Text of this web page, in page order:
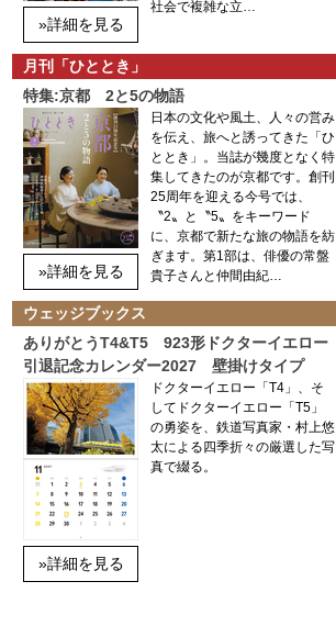
»詳細を見る
社会で複雑な立…
月刊「ひととき」
特集:京都 2と5の物語
»詳細を見る
日本の文化や風土、人々の営み
を伝え、旅へと誘ってきた「ひ
ととき」。当誌が幾度となく特
集してきたのが京都です。創刊
25周年を迎える今号では、
〝2〟と〝5〟をキーワード
に、京都で新たな旅の物語を紡
ぎます。第1部は、俳優の常盤
貴子さんと仲間由紀…
ウェッジブックス
ありがとうT4&T5 923形ドクターイエロー
引退記念カレンダー2027 壁掛けタイプ
»詳細を見る
ドクターイエロー「T4」、そ
してドクターイエロー「T5」
の勇姿を、鉄道写真家・村上悠
太による四季折々の厳選した写
真で綴る。